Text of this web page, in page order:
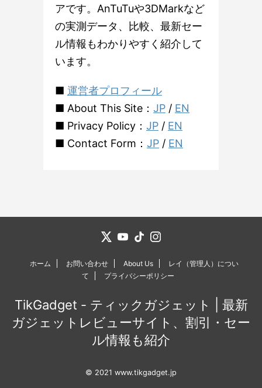
アです。AnTuTuや3DMarkなど
の実測データ、比較、最新セー
ル情報もわかりやすく紹介して
います。
■ 運営者プロフィール
■ About This Site： JP / EN
■ Privacy Policy： JP / EN
■ Contact Form： JP / EN
ホーム お問い合わせ About Us
レイ（管理人）につい
て
プライバシーポリシー
TikGadget - ティックガジェット | 最新
ガジェットレビューサイト、割引・セー
ル情報も紹介
© 2021 www.tikgadget.jp